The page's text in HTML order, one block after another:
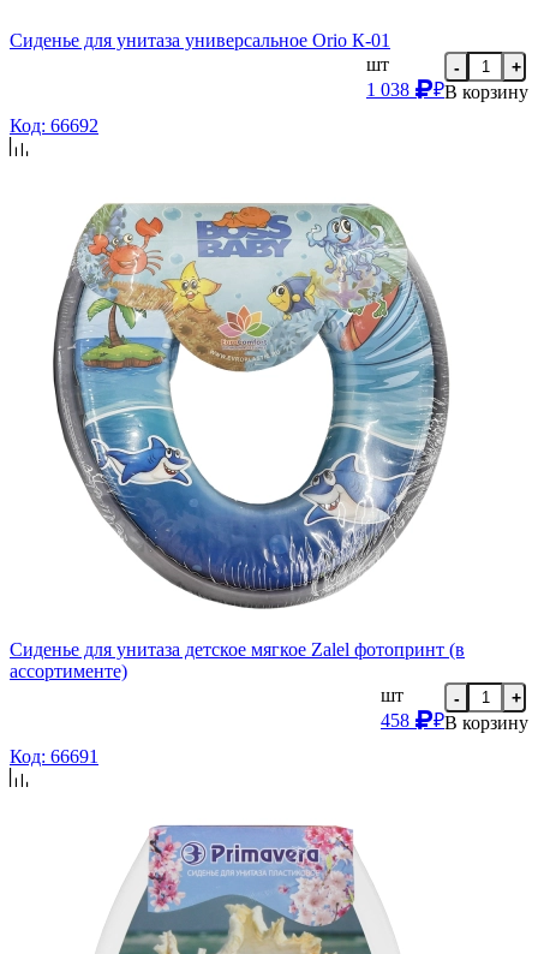
Сиденье для унитаза универсальное Orio К-01
шт
1 038
₽
- +
В корзину
Код: 66692
Сиденье для унитаза детское мягкое Zalel фотопринт (в
ассортименте)
шт
458
₽
- +
В корзину
Код: 66691